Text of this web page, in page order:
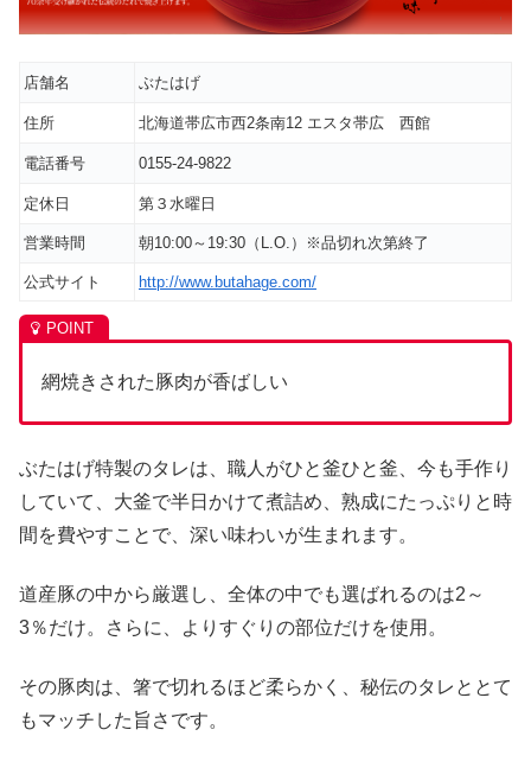
店舗名 ぶたはげ
住所 北海道帯広市西2条南12 エスタ帯広 西館
電話番号 0155-24-9822
定休日 第３水曜日
営業時間 朝10:00～19:30（L.O.）※品切れ次第終了
公式サイト http://www.butahage.com/
網焼きされた豚肉が香ばしい
ぶたはげ特製のタレは、職人がひと釜ひと釜、今も手作り
していて、大釜で半日かけて煮詰め、熟成にたっぷりと時
間を費やすことで、深い味わいが生まれます。
道産豚の中から厳選し、全体の中でも選ばれるのは2～
3％だけ。さらに、よりすぐりの部位だけを使用。
その豚肉は、箸で切れるほど柔らかく、秘伝のタレととて
もマッチした旨さです。